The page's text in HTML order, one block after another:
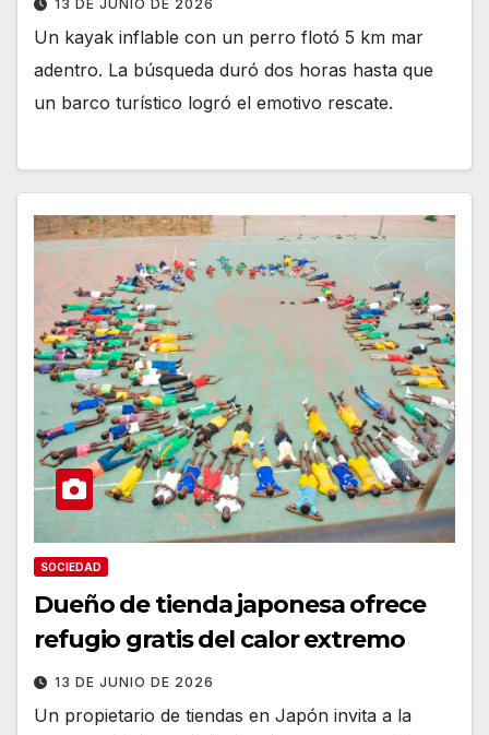
13 DE JUNIO DE 2026
Un kayak inflable con un perro flotó 5 km mar
adentro. La búsqueda duró dos horas hasta que
un barco turístico logró el emotivo rescate.
SOCIEDAD
Dueño de tienda japonesa ofrece
refugio gratis del calor extremo
13 DE JUNIO DE 2026
Un propietario de tiendas en Japón invita a la